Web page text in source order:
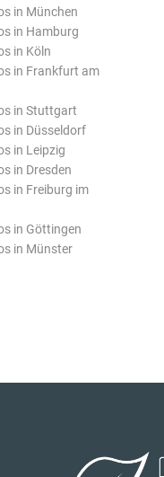
in München
in Hamburg
in Köln
in Frankfurt am
in Stuttgart
in Düsseldorf
in Leipzig
in Dresden
in Freiburg im
in Göttingen
in Münster